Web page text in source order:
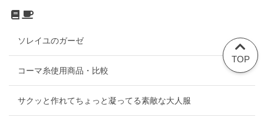
ソレイユのガーゼ
コーマ糸使用商品・比較
サクッと作れてちょっと凝ってる素敵な大人服
TOP